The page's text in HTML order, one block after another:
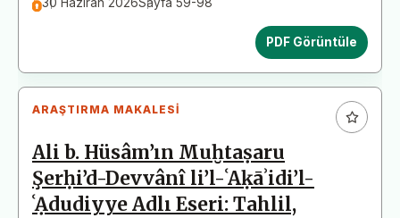
PDF Görüntüle
ARAŞTIRMA MAKALESI
Ali b. Hüsâm’ın Muḫtaṣaru
Şerḥi’d-Devvânî li’l-ʿAḳāʾidi’l-
ʿẠdudiyye Adlı Eseri: Tahlil,